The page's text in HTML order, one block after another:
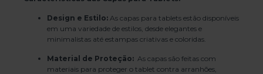
Design e Estilo: As capas para tablets estão disponíveis
em uma variedade de estilos, desde elegantes e
minimalistas até estampas criativas e coloridas.
Material de Proteção: As capas são feitas com
materiais para proteger o tablet contra arranhões,